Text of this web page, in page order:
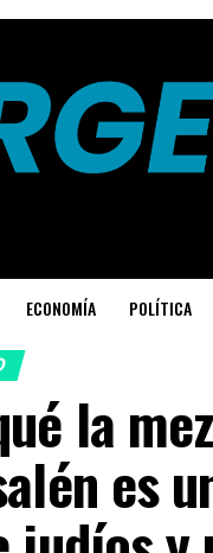
ECONOMÍA POLÍTICA
la
es